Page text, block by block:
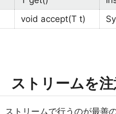
void accept(T t)
トリームを注
ストリームで行うのが最善